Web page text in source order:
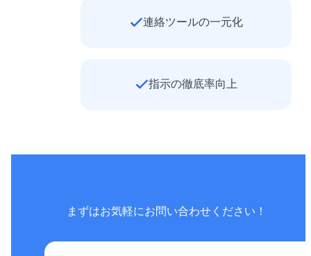
連絡ツールの一元化
指示の徹底率向上
まずはお気軽にお問い合わせください！